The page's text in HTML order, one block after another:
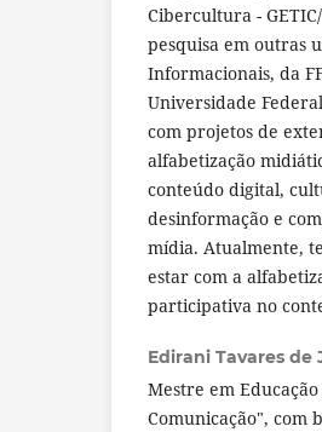
Cibercultura -
pesquisa em outras
Informacionais, da
Universidade
com projetos de
alfabetização
conteúdo digital,
desinformação e
mídia. Atualmente,
estar com a
participativa no
Edirani Tavares de
Mestre em
Comunicação", com